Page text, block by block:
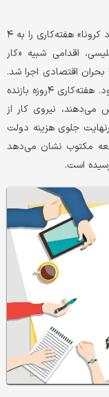
کسب‌وکارها در انگلیس برای تاب‌آوری مقابل «رکود کرونا» هفته‌کاری را به ۴
اقدامی شبیه «کار
۲۰۰۸ در مواجهه با بحران اقتصادی اجرا شد.
در رکود بزرگ، هفته‌کاری به ۵ روز کاهش یافته بود. هفته‌کاری ۴روزه بازنده
می‌دهند، نیروی کار از
جلوی هزینه دولت
مکتوب نشان می‌دهد